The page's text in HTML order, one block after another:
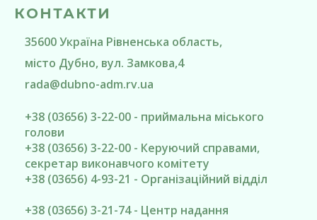
КОНТАКТИ
35600Україна Рівненська область,
місто Дубно, вул. Замкова,4
rada@dubno-adm.rv.ua
+38 (03656) 3-22-00 - приймальна міського
голови
+38 (03656) 3-22-00 - Керуючий справами,
секретар виконавчого комітету
+38 (03656) 4-93-21 - Організаційний відділ
+38 (03656) 3-21-74 - Центр надання